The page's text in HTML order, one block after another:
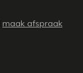
maak afspraak